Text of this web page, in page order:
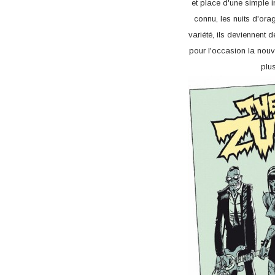
et place d'une simple
connu, les nuits
variété, ils deviennent
pour l'occasion la